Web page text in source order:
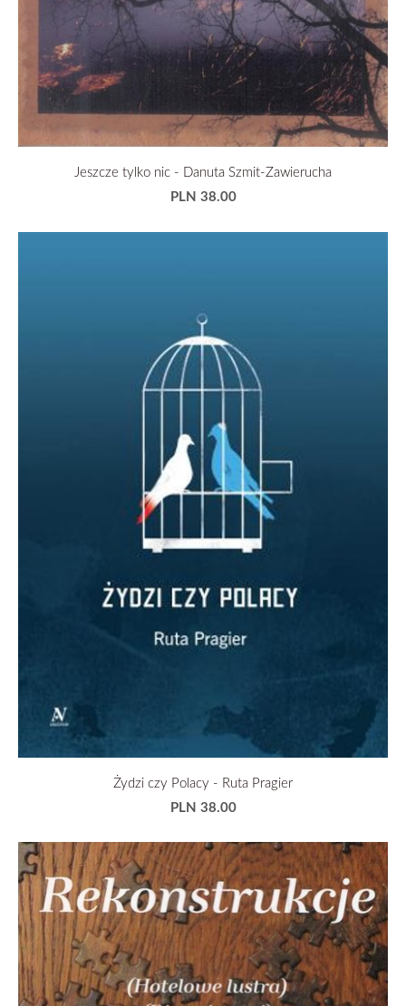
Jeszcze tylko nic - Danuta Szmit-Zawierucha
PLN 38.00
Żydzi czy Polacy - Ruta Pragier
PLN 38.00